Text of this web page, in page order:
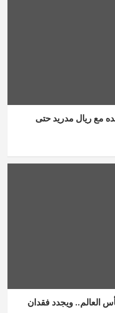
مع ريال مدريد حتى
العالم.. ويجدد فقدان